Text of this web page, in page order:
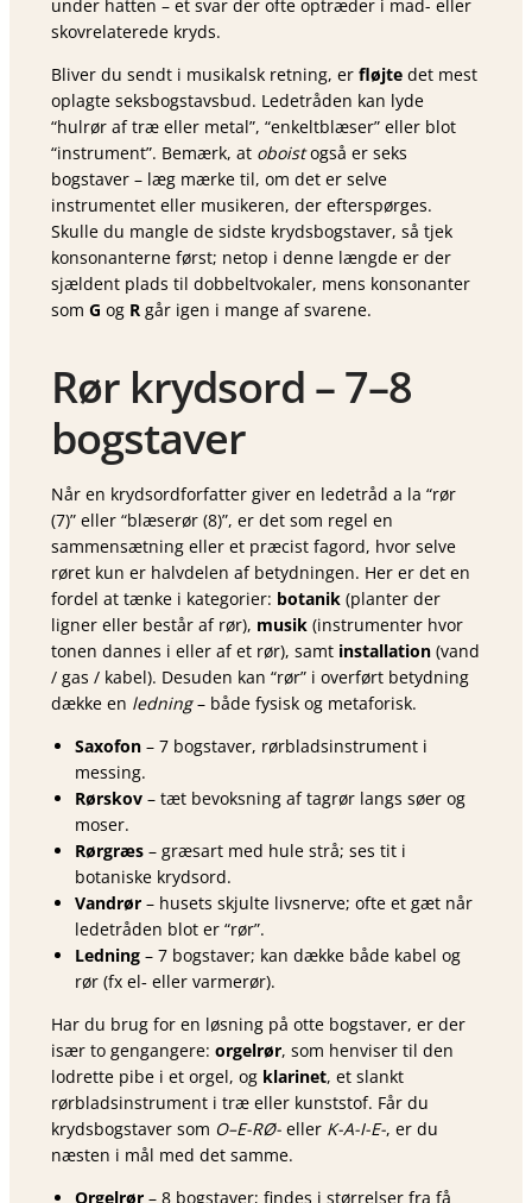
under hatten – et svar der ofte optræder i mad- eller
skovrelaterede kryds.
Bliver du sendt i musikalsk retning, er fløjte det mest
oplagte seksbogstavsbud. Ledetråden kan lyde
“hulrør af træ eller metal”, “enkeltblæser” eller blot
“instrument”. Bemærk, at oboistogså er seks
bogstaver – læg mærke til, om det er selve
instrumentet eller musikeren, der efterspørges.
Skulle du mangle de sidste krydsbogstaver, så tjek
konsonanterne først; netop i denne længde er der
sjældent plads til dobbeltvokaler, mens konsonanter
som G og R går igen i mange af svarene.
Rør krydsord – 7–8
bogstaver
Når en kryds­ord­for­fat­ter giver en ledetråd a la “rør
(7)” eller “blæse­rør (8)”, er det som regel en
sammensætning eller et præcist fagord, hvor selve
røret kun er halvdelen af betydningen. Her er det en
fordel at tænke i kategorier: botanik (planter der
ligner eller består af rør), musik (instrumenter hvor
tonen dannes i eller af et rør), samt installation (vand
/ gas / kabel). Desuden kan “rør” i overført betydning
dække en ledning– både fysisk og metaforisk.
Saxofon – 7 bogstaver, rørblads­instrument i
messing.
Rørskov – tæt bevoksning af tagrør langs søer og
moser.
Rørgræs – græsart med hule strå; ses tit i
botaniske krydsord.
Vandrør – husets skjulte livsnerve; ofte et gæt når
ledetråden blot er “rør”.
Ledning – 7 bogstaver; kan dække både kabel og
rør (fx el‐ eller varmerør).
Har du brug for en løsning på otte bogstaver, er der
især to gengangere: orgelrør, som henviser til den
lodrette pibe i et orgel, og klarinet, et slankt
rørblads­instrument i træ eller kunststof. Får du
krydsbogstaver som O–E-RØ- eller K-A-I-E-, er du
næsten i mål med det samme.
Orgelrør – 8 bogstaver; findes i størrelser fra få